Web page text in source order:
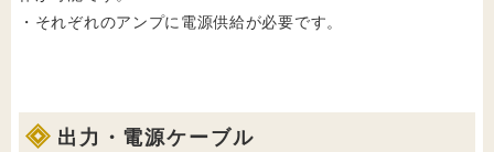
・それぞれのアンプに電源供給が必要です。
出力・電源ケーブル